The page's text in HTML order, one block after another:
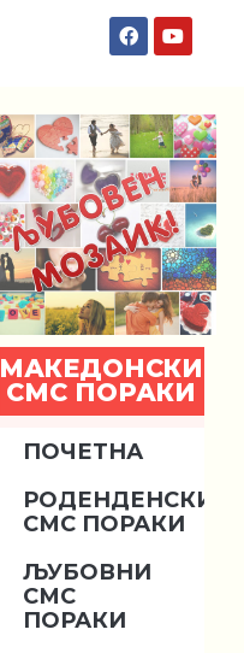
МАКЕДОНСКИ
СМС ПОРАКИ
ПОЧЕТНА
РОДЕНДЕНСКИ
СМС ПОРАКИ
ЉУБОВНИ
СМС
ПОРАКИ